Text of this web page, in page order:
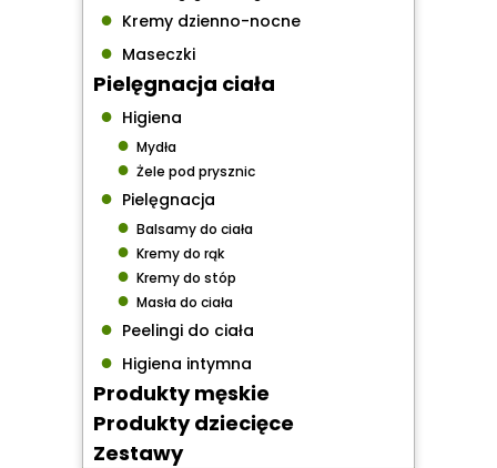
● Kremy dzienno-nocne
● Maseczki
Pielęgnacja ciała
● Higiena
● Mydła
● Żele pod prysznic
● Pielęgnacja
● Balsamy do ciała
● Kremy do rąk
● Kremy do stóp
● Masła do ciała
● Peelingi do ciała
● Higiena intymna
Produkty męskie
Produkty dziecięce
Zestawy